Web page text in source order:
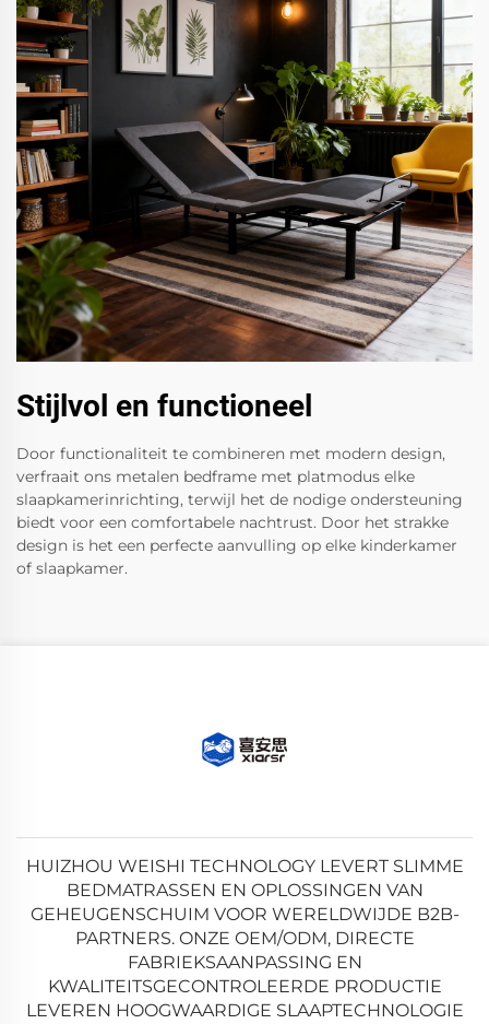
Stijlvol en functioneel
Door functionaliteit te combineren met modern design,
verfraait ons metalen bedframe met platmodus elke
slaapkamerinrichting, terwijl het de nodige ondersteuning
biedt voor een comfortabele nachtrust. Door het strakke
design is het een perfecte aanvulling op elke kinderkamer
of slaapkamer.
HUIZHOU WEISHI TECHNOLOGY LEVERT SLIMME
BEDMATRASSEN EN OPLOSSINGEN VAN
GEHEUGENSCHUIM VOOR WERELDWIJDE B2B-
PARTNERS. ONZE OEM/ODM, DIRECTE
FABRIEKSAANPASSING EN
KWALITEITSGECONTROLEERDE PRODUCTIE
LEVEREN HOOGWAARDIGE SLAAPTECHNOLOGIE